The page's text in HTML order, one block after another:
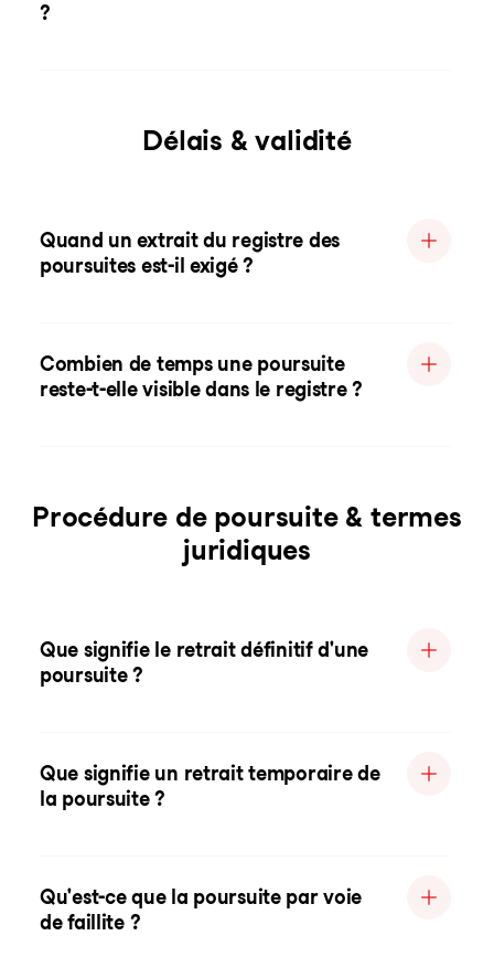
?
Délais & validité
Quand un extrait du registre des
poursuites est-il exigé ?
Combien de temps une poursuite
reste-t-elle visible dans le registre ?
Procédure de poursuite & termes
juridiques
Que signifie le retrait définitif d'une
poursuite ?
Que signifie un retrait temporaire de
la poursuite ?
Qu'est-ce que la poursuite par voie
de faillite ?